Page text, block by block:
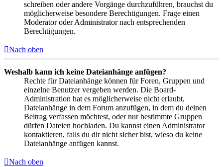
schreiben oder andere Vorgänge durchzuführen, brauchst du
möglicherweise besondere Berechtigungen. Frage einen
Moderator oder Administrator nach entsprechenden
Berechtigungen.
Nach oben
Weshalb kann ich keine Dateianhänge anfügen?
Rechte für Dateianhänge können für Foren, Gruppen und
einzelne Benutzer vergeben werden. Die Board-
Administration hat es möglicherweise nicht erlaubt,
Dateianhänge in dem Forum anzufügen, in dem du deinen
Beitrag verfassen möchtest, oder nur bestimmte Gruppen
dürfen Dateien hochladen. Du kannst einen Administrator
kontaktieren, falls du dir nicht sicher bist, wieso du keine
Dateianhänge anfügen kannst.
Nach oben